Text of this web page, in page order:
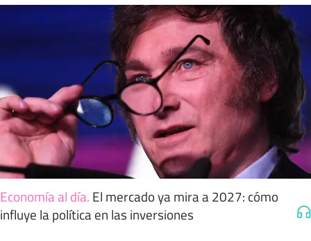
Economía al día. El mercado ya mira a 2027: cómo
influye la política en las inversiones